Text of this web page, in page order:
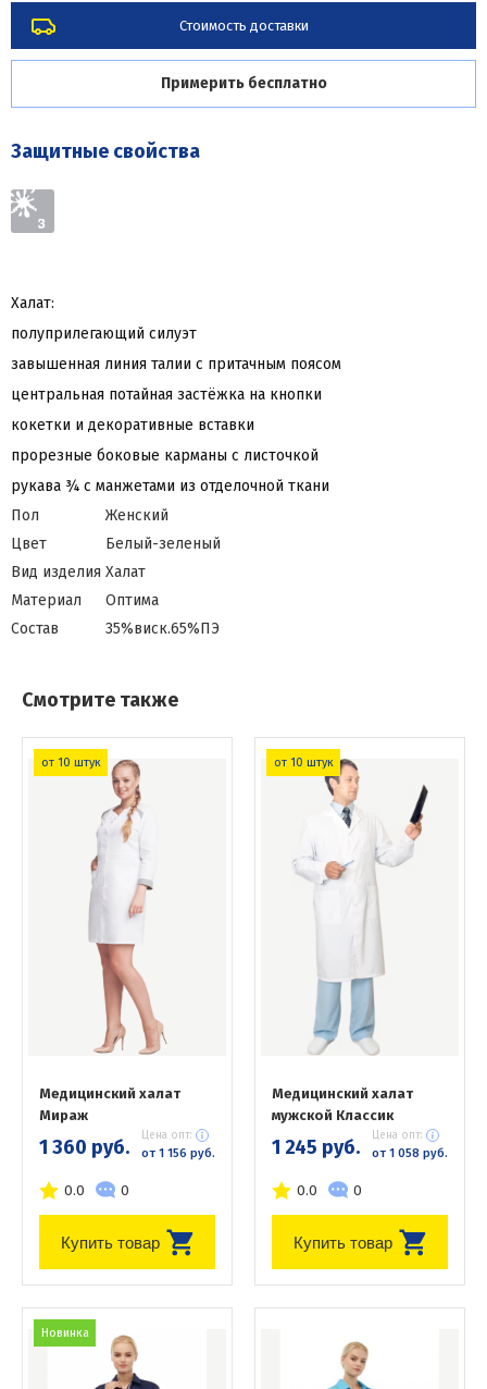
Стоимость доставки
Примерить бесплатно
Защитные свойства
Халат:
полуприлегающий силуэт
завышенная линия талии с притачным поясом
центральная потайная застёжка на кнопки
кокетки и декоративные вставки
прорезные боковые карманы с листочкой
рукава ¾ с манжетами из отделочной ткани
Пол
Женский
Цвет
Белый-зеленый
Вид изделия Халат
Материал
Оптима
Состав
35%виск.65%ПЭ
Смотрите также
от 10 штук
Медицинский халат
Мираж
1 360 руб. Цена опт:
от 1 156 руб.
0.0 0
Купить товар
от 10 штук
Медицинский халат
мужской Классик
1 245 руб. Цена опт:
от 1 058 руб.
0.0 0
Купить товар
Новинка